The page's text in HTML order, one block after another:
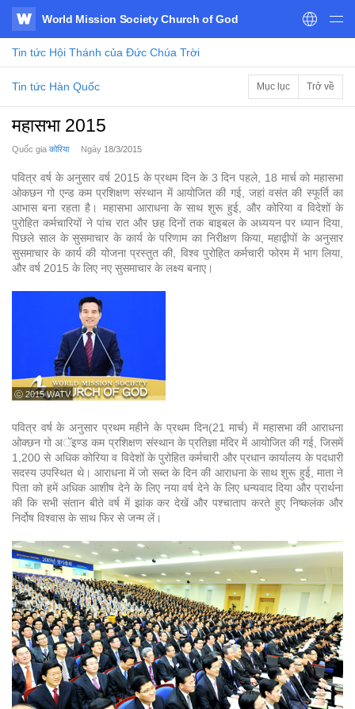
WATV
World Mission Society Church of God
Tin tức Hội Thánh của Đức Chúa Trời
Tin tức Hàn Quốc Mục lục Trở về
महासभा 2015
Quốc gia कोरिया Ngày 18/3/2015
पवित्र वर्ष के अनुसार वर्ष 2015 के प्रथम दिन के 3 दिन पहले, 18 मार्च को महासभा
ओकछन गो एन्ड कम प्रशिक्षण संस्थान में आयोजित की गई, जहां वसंत की स्फूर्ति का
आभास बना रहता है। महासभा आराधना के साथ शुरू हुई, और कोरिया व विदेशों के
पुरोहित कर्मचारियों ने पांच रात और छह दिनों तक बाइबल के अध्ययन पर ध्यान दिया,
पिछले साल के सुसमाचार के कार्य के परिणाम का निरीक्षण किया, महाद्वीपों के अनुसार
सुसमाचार के कार्य की योजना प्रस्तुत की, विश्व पुरोहित कर्मचारी फोरम में भाग लिया,
और वर्ष 2015 के लिए नए सुसमाचार के लक्ष्य बनाए।
ⓒ 2015 WATV
पवित्र वर्ष के अनुसार प्रथम महीने के प्रथम दिन(21 मार्च) में महासभा की आराधना
ओक्छन गो अॅइण्ड कम प्रशिक्षण संस्थान के प्रतिज्ञा मंदिर में आयोजित की गई, जिसमें
1,200 से अधिक कोरिया व विदेशों के पुरोहित कर्मचारी और प्रधान कार्यालय के पदधारी
सदस्य उपस्थित थे। आराधना में जो सब्त के दिन की आराधना के साथ शुरू हुई, माता ने
पिता को हमें अधिक आशीष देने के लिए नया वर्ष देने के लिए धन्यवाद दिया और प्रार्थना
की कि सभी संतान बीते वर्ष में झांक कर देखें और पश्चाताप करते हुए निष्कलंक और
निर्दोष विश्वास के साथ फिर से जन्म लें।